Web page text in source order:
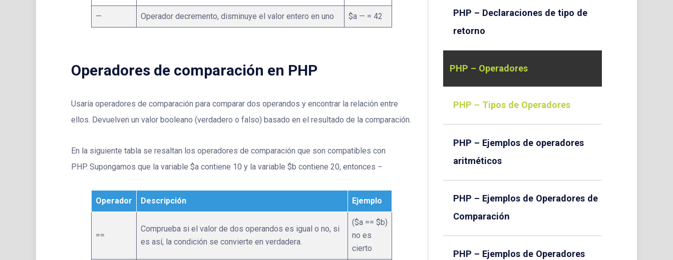
— Operador decremento, disminuye el valor entero en uno $a — = 42
Operadores de comparación en PHP
Usaría operadores de comparación para comparar dos operandos y encontrar la relación entre
ellos. Devuelven un valor booleano (verdadero o falso) basado en el resultado de la comparación.
En la siguiente tabla se resaltan los operadores de comparación que son compatibles con
PHP. Supongamos que la variable $a contiene 10 y la variable $b contiene 20, entonces −
Operador Descripción Ejemplo
==
Comprueba si el valor de dos operandos es igual o no, si
es así, la condición se convierte en verdadera.
($a == $b)
no es
cierto
PHP – Declaraciones de tipo de
retorno
PHP – Operadores
PHP – Tipos de Operadores
PHP – Ejemplos de operadores
aritméticos
PHP – Ejemplos de Operadores de
Comparación
PHP – Ejemplos de Operadores